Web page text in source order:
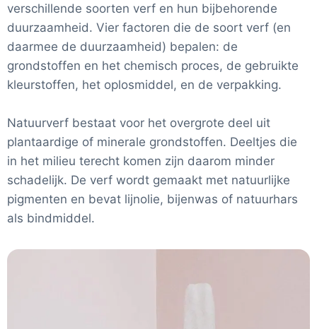
verschillende soorten verf en hun bijbehorende
duurzaamheid. Vier factoren die de soort verf (en
daarmee de duurzaamheid) bepalen: de
grondstoffen en het chemisch proces, de gebruikte
kleurstoffen, het oplosmiddel, en de verpakking.
Natuurverf bestaat voor het overgrote deel uit
plantaardige of minerale grondstoffen. Deeltjes die
in het milieu terecht komen zijn daarom minder
schadelijk. De verf wordt gemaakt met natuurlijke
pigmenten en bevat lijnolie, bijenwas of natuurhars
als bindmiddel.